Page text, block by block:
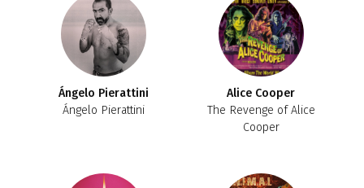
Ángelo Pierattini
Ángelo Pierattini
Alice Cooper
The Revenge of Alice
Cooper